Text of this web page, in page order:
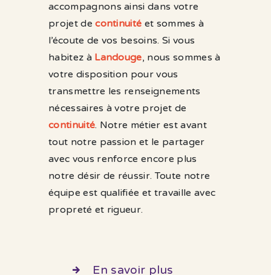
accompagnons ainsi dans votre
projet decontinuité et sommes à
l’écoute de vos besoins. Si vous
habitez à Landouge, nous sommes à
votre disposition pour vous
transmettre les renseignements
nécessaires à votre projet de
continuité. Notre métier est avant
tout notre passion et le partager
avec vous renforce encore plus
notre désir de réussir. Toute notre
équipe est qualifiée et travaille avec
propreté et rigueur.
En savoir plus